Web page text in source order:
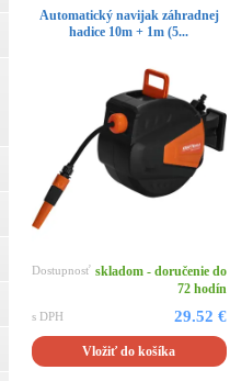
Automatický navijak záhradnej
hadice 10m + 1m (5...
Dostupnosť skladom - doručenie do
72 hodín
s DPH 29.52 €
Vložiť do košíka